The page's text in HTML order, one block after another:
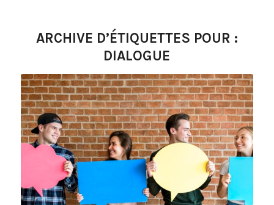
ARCHIVE D’ÉTIQUETTES POUR :
DIALOGUE